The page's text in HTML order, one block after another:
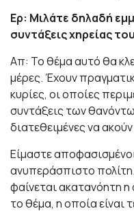
Ερ: Μιλάτε δηλαδή
συντάξεις χηρείας
Απ: Το θέμα αυτό θα
μέρες. Έχουν
κυρίες, οι οποίες
συντάξεις των
διατεθειμένες να
Είμαστε
ανυπεράσπιστο
φαίνεται ακατανόητη η
το θέμα, η οποία είναι